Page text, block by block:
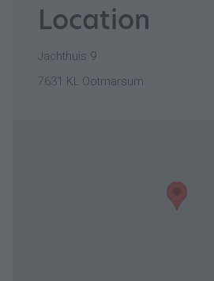
Location
Jachthuis 9
7631 KL Ootmarsum